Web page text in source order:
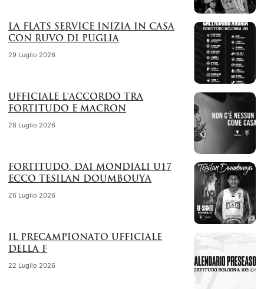
LA FLATS SERVICE INIZIA IN CASA
CON RUVO DI PUGLIA
29 Luglio 2026
UFFICIALE L’ACCORDO TRA
FORTITUDO E MACRON
28 Luglio 2026
FORTITUDO, DAI MONDIALI U17
ECCO TESILAN DOUMBOUYA
26 Luglio 2026
IL PRECAMPIONATO UFFICIALE
DELLA F
22 Luglio 2026